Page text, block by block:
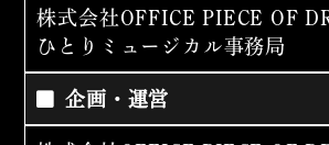
株式会社OFFICE PIECE OF
ひとりミュージカル事務局
企画・運営